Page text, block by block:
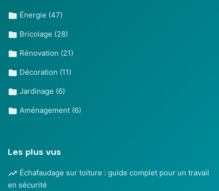
Énergie (47)
Bricolage (28)
Rénovation (21)
Décoration (11)
Jardinage (6)
Aménagement (6)
Les plus vus
Échafaudage sur toiture : guide complet pour un travail
en sécurité